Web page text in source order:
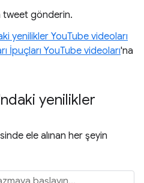
tweet gönderin.
yenilikler YouTube videoları
İpuçları YouTube videoları'na
yenilikler
ele alınan her şeyin